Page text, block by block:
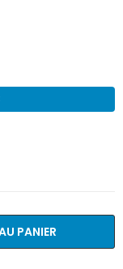
PANIER